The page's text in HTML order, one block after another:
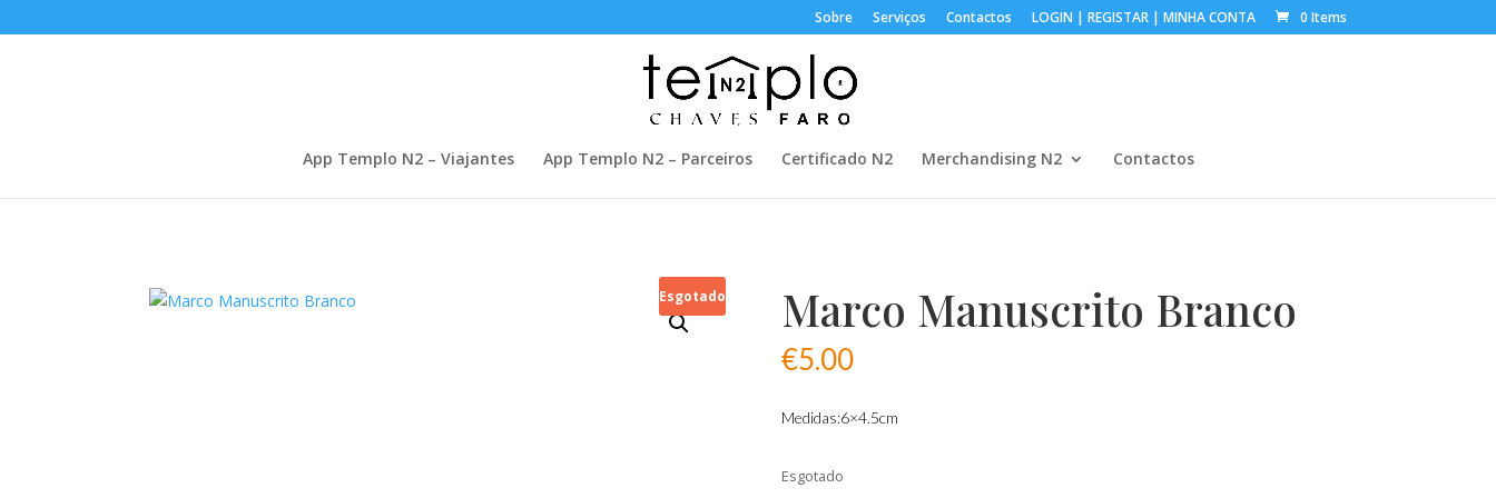
Sobre Serviços Contactos LOGIN | REGISTAR | MINHA CONTA 0 Items
App Templo N2 – Viajantes App Templo N2 – Parceiros Certificado N2 Merchandising N2 Contactos
Esgotado Marco Manuscrito Branco
€5.00
Medidas:6×4.5cm
Esgotado